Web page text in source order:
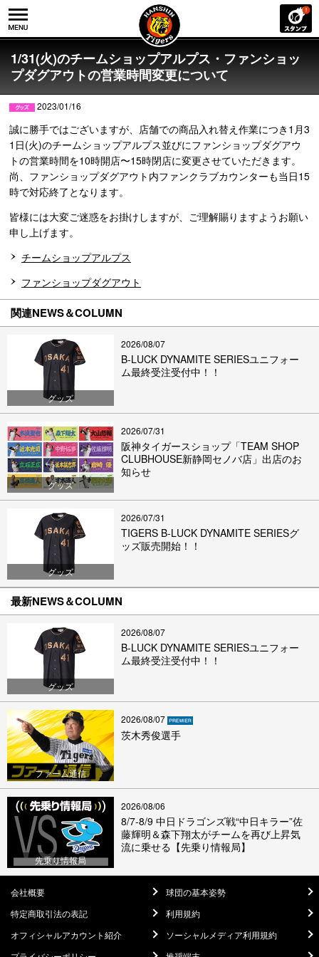
1/31(火)のチームショップアルプス・ファンショッ
プダグアウトの営業時間変更について
2023/01/16
誠に勝手ではございますが、店舗での商品入れ替え作業につき1月3
1日(火)のチームショップアルプス並びにファンショップダグアウ
トの営業時間を10時開店〜15時閉店に変更させていただきます。
尚、ファンショップダグアウト内ファンクラブカウンターも当日15
時で対応終了となります。
皆様には大変ご迷惑をお掛けしますが、ご理解賜りますようお願い
申し上げます。
チームショップアルプス
ファンショップダグアウト
関連NEWS＆COLUMN
グッズ
2026/08/07
B-LUCK DYNAMITE SERIESユニフォー
ム最終受注受付中！！
グッズ
2026/07/31
阪神タイガースショップ「TEAM SHOP
CLUBHOUSE新静岡セノバ店」出店のお
知らせ
グッズ
2026/07/31
TIGERS B-LUCK DYNAMITE SERIESグ
ッズ販売開始！！
最新NEWS＆COLUMN
グッズ
2026/08/07
B-LUCK DYNAMITE SERIESユニフォー
ム最終受注受付中！！
ファーム通信
2026/08/07
茨木秀俊選手
先乗り情報局
2026/08/06
8/7-8/9 中日ドラゴンズ戦“中日キラー”佐
藤輝明＆森下翔太がチームを再び上昇気
流に乗せる【先乗り情報局】
会社概要
球団の基本姿勢
特定商取引法の表記
利用規約
オフィシャルアカウント紹介
ソーシャルメディア利用規約